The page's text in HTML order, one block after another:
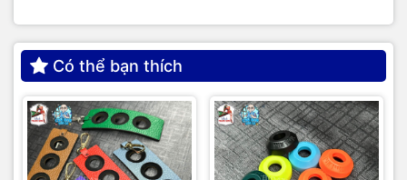
Có thể bạn thích